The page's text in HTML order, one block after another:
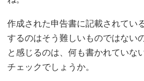
作成された申告書に記載されてい
するのはそう難しいものではない
と感じるのは、何も書かれていな
チェックでしょうか。